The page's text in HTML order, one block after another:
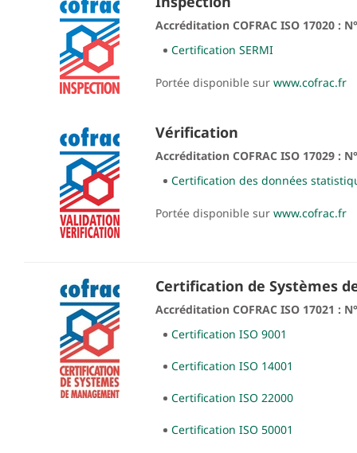
Accréditation COFRAC ISO 17020 :
Certification SERMI
Portée disponible sur www.cofrac.fr
Vérification
Accréditation COFRAC ISO 17029 :
Certification des données
Portée disponible sur www.cofrac.fr
Certification de Systèmes
Accréditation COFRAC ISO 17021 :
Certification ISO 9001
Certification ISO 14001
Certification ISO 22000
Certification ISO 50001